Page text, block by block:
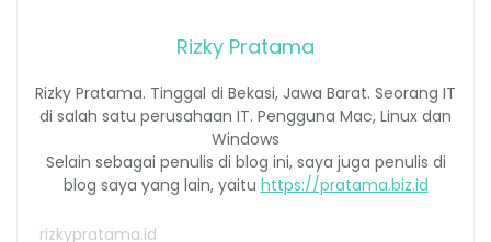
Rizky Pratama
Rizky Pratama. Tinggal di Bekasi, Jawa Barat. Seorang IT
di salah satu perusahaan IT. Pengguna Mac, Linux dan
Windows
Selain sebagai penulis di blog ini, saya juga penulis di
blog saya yang lain, yaitu https://pratama.biz.id
rizkypratama.id